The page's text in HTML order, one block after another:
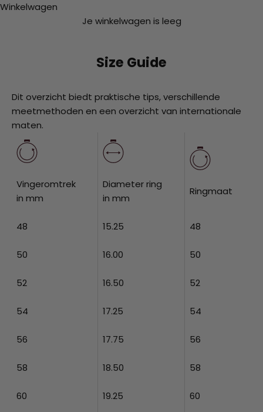
Winkelwagen
Je winkelwagen is leeg
Size Guide
Dit overzicht biedt praktische tips, verschillende
meetmethoden en een overzicht van internationale
maten.
Vingeromtrek
in mm
Diameter ring
in mm
Ringmaat
48 15.25 48
50 16.00 50
52 16.50 52
54 17.25 54
56 17.75 56
58 18.50 58
60 19.25 60